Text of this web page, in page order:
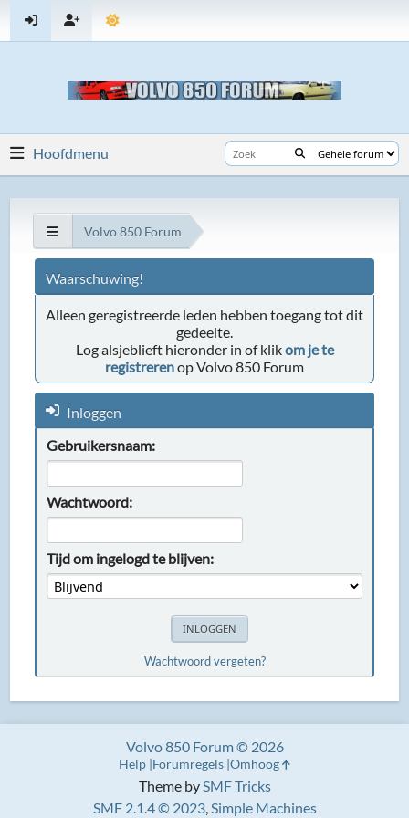
Hoofdmenu
Volvo 850 Forum
Waarschuwing!
Alleen geregistreerde leden hebben toegang tot dit
gedeelte.
Log alsjeblieft hieronder in of klikom je te
registrerenop Volvo 850 Forum
Inloggen
Gebruikersnaam:
Wachtwoord:
Tijd om ingelogd te blijven:
Wachtwoord vergeten?
Theme bySMF Tricks
SMF 2.1.4 © 2023,Simple Machines
Volvo 850 Forum © 2026
Help Forumregels Omhoog